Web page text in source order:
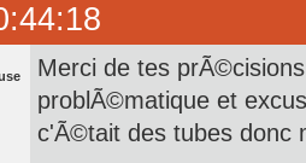
Merci de tes
problÃ©matique et
c'Ã©tait des tubes donc